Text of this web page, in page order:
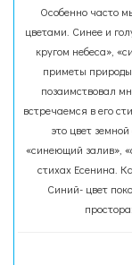
Особенно часто
цветами. Синее и
кругом небеса»,
приметы
позаимствовал
встречаемся в его
это цвет
«синеющий залив»,
стихах Есенина.
Синий- цвет